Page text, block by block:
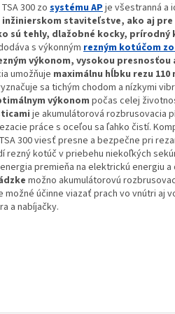
300 zo systému APje všestranná a
staviteľstve, ako aj pre
sú tehly, dlažobné kocky,
s výkonným rezným kotúčom
výkonom, vysokou presnosťou
umožňuje maximálnu hĺbku rezu 110
sa tichým chodom a nízkymi
výkonompočas celej
je akumulátorová rozbrusovacia
práce s oceľou sa ľahko čistí.
300 viesť presne a bezpečne pri
rezný kotúč v priebehu niekoľkých
premieňa na elektrickú energiu
možno akumulátorovú
účinne viazať prach vo vnútri aj
a nabíjačky.